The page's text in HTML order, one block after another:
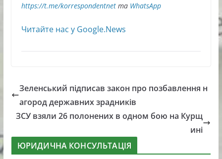
https://t.me/korrespondentnetта WhatsApp
Читайте нас у Google.News
Зеленський підписав закон про позбавлення н
агород державних зрадників
ЗСУ взяли 26 полонених в одном бою на Курщ
ині
ЮРИДИЧНА КОНСУЛЬТАЦІЯ